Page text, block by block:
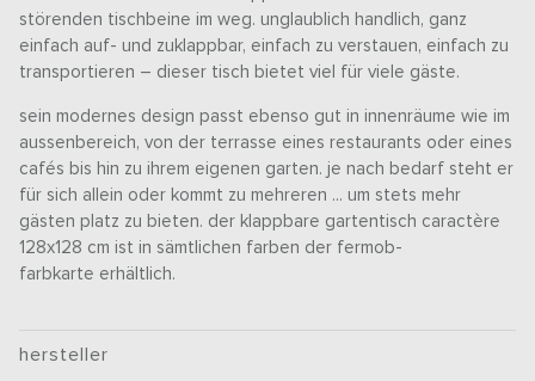
störenden tischbeine im weg. unglaublich handlich, ganz
einfach auf- und zuklappbar, einfach zu verstauen, einfach zu
transportieren – dieser tisch bietet viel für viele gäste.
sein modernes design passt ebenso gut in innenräume wie im
aussenbereich, von der terrasse eines restaurants oder eines
cafés bis hin zu ihrem eigenen garten. je nach bedarf steht er
für sich allein oder kommt zu mehreren ... um stets mehr
gästen platz zu bieten. der klappbare gartentisch caractère
128x128 cm ist in sämtlichen farben der fermob-
farbkarte erhältlich.
hersteller